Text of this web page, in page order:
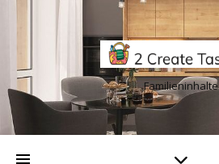
Familieninhalte